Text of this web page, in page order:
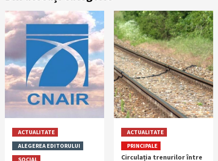
ACTUALITATE
ALEGEREA EDITORULUI
SOCIAL
ACTUALITATE
PRINCIPALE
Circulația trenurilor între